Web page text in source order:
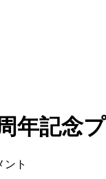
年記念
ント